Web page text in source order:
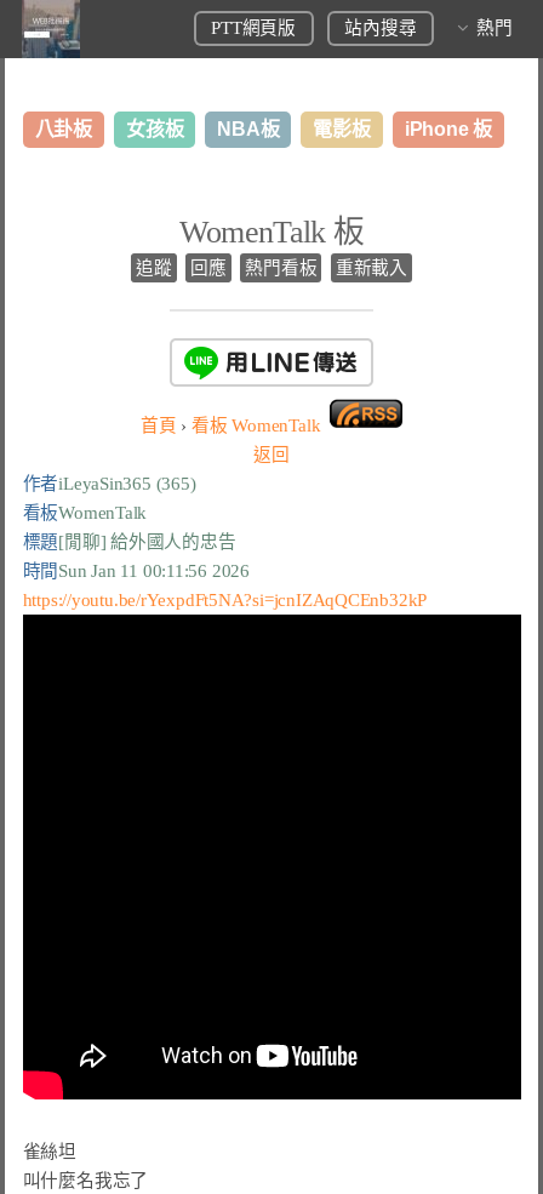
PTT網頁版 站內搜尋 熱門
八卦板 女孩板 NBA板 電影板 iPhone 板
WomenTalk 板
追蹤 回應 熱門看板 重新載入
首頁 › 看板WomenTalk
返回
作者iLeyaSin365 (365)
看板WomenTalk
標題[閒聊] 給外國人的忠告
時間Sun Jan 11 00:11:56 2026
https://youtu.be/rYexpdFt5NA?si=jcnIZAqQCEnb32kP
雀絲坦
叫什麼名我忘了